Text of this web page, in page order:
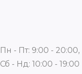
Пн - Пт: 9:00 - 20:00,
Сб - Нд: 10:00 - 19:00